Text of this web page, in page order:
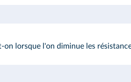
lorsque l'on diminue les